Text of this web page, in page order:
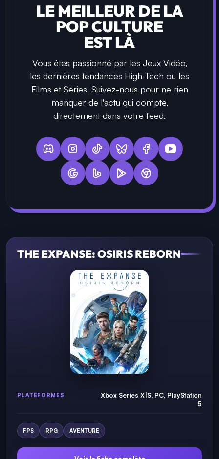
LE MEILLEUR DE LA
POP CULTURE
EST LÀ
Vous êtes passionné par les Jeux Vidéo,
les dernières tendances High-Tech ou les
Films et Séries. Suivez-nous pour ne rien
manquer de l'actu qui compte,
directement dans votre feed.
THE EXPANSE: OSIRIS REBORN
PLATEFORMES
Xbox Series X|S, PC, PlayStation
5
FPS RPG AVENTURE